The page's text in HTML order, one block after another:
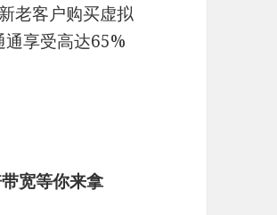
老客户购买虚拟
享受高达65%
宽等你来拿